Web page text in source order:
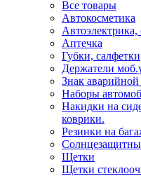
Все товары
Автокосметика
Автоэлектрика,
Аптечка
Губки, салфетки
Держатели
Знак аварийной
Наборы
Накидки на
коврики.
Резинки на
Щетки
Щетки